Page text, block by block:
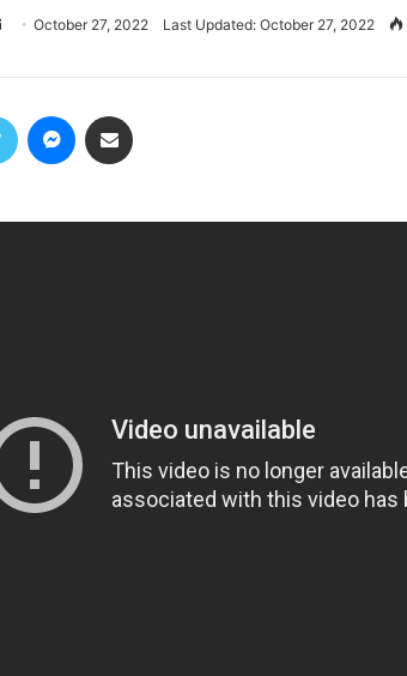
Send
email
October 27, 2022 Last Updated: October 27, 2022